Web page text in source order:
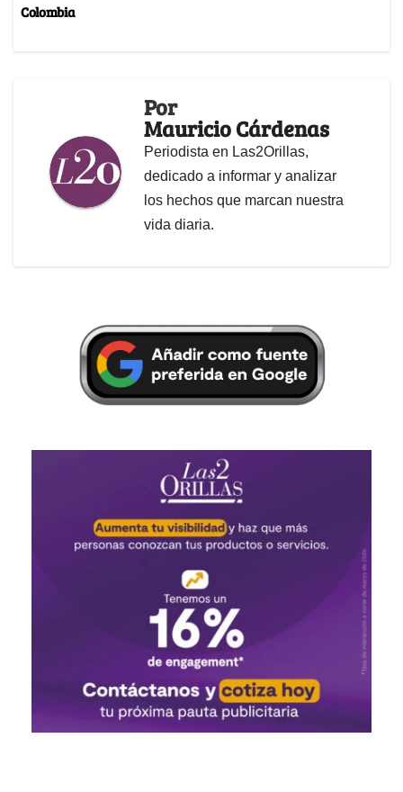
Colombia
Por
Mauricio Cárdenas
Periodista en Las2Orillas,
dedicado a informar y analizar
los hechos que marcan nuestra
vida diaria.